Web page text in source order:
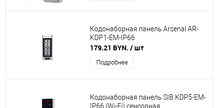
Кодонаборная панель Arsenal AR-
KDP1-EM-IP66
179.21 BYN. / шт
Подробнее
Кодонаборная панель SIB KDP5-EM-
IP66 (Wi-Fi) сенсорная